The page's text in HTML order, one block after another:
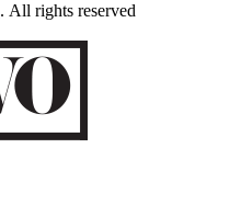
. All rights reserved